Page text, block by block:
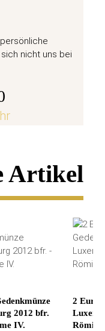
nicht uns bei
Artikel
2012 bfr.
IV.
2 Euro